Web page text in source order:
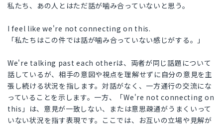
私たち、あの人とはただ話が噛み合っていないと思う。
I feel like we're not connecting on this.
「私たちはこの件では話が噛み合っていない感じがする。」
We're talking past each otherは、両者が同じ話題について
話しているが、相手の意図や視点を理解せずに自分の意見を主
張し続ける状況を指します。対話がなく、一方通行の交流にな
っていることを示します。一方、「We're not connecting on
this」は、意見が一致しない、または意思疎通がうまくいって
いない状況を指す表現です。ここでは、お互いの立場や見解が